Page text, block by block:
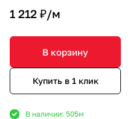
1 212 ₽/м
В корзину
Купить в 1 клик
В наличии: 505м